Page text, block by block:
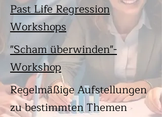
Past Life Regression
Workshops
"Scham überwinden"-
Workshop
Regelmäßige Aufstellungen
zu bestimmten Themen